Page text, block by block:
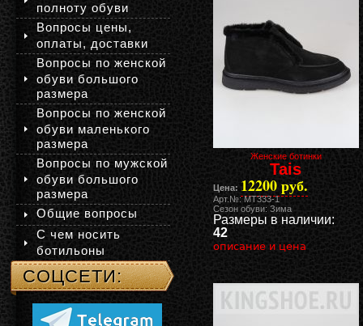
Женские ботинки
Tais
Цена: 12200 руб.
Арт.№: MT333-1
Сезон обуви: Зима
Размеры в наличии:
42
описание и цена
полноту обуви
Вопросы цены,
оплаты, доставки
Вопросы по женской
обуви большого
размера
Вопросы по женской
обуви маленького
размера
Вопросы по мужской
обуви большого
размера
Общие вопросы
С чем носить
ботильоны
СОЦСЕТИ: